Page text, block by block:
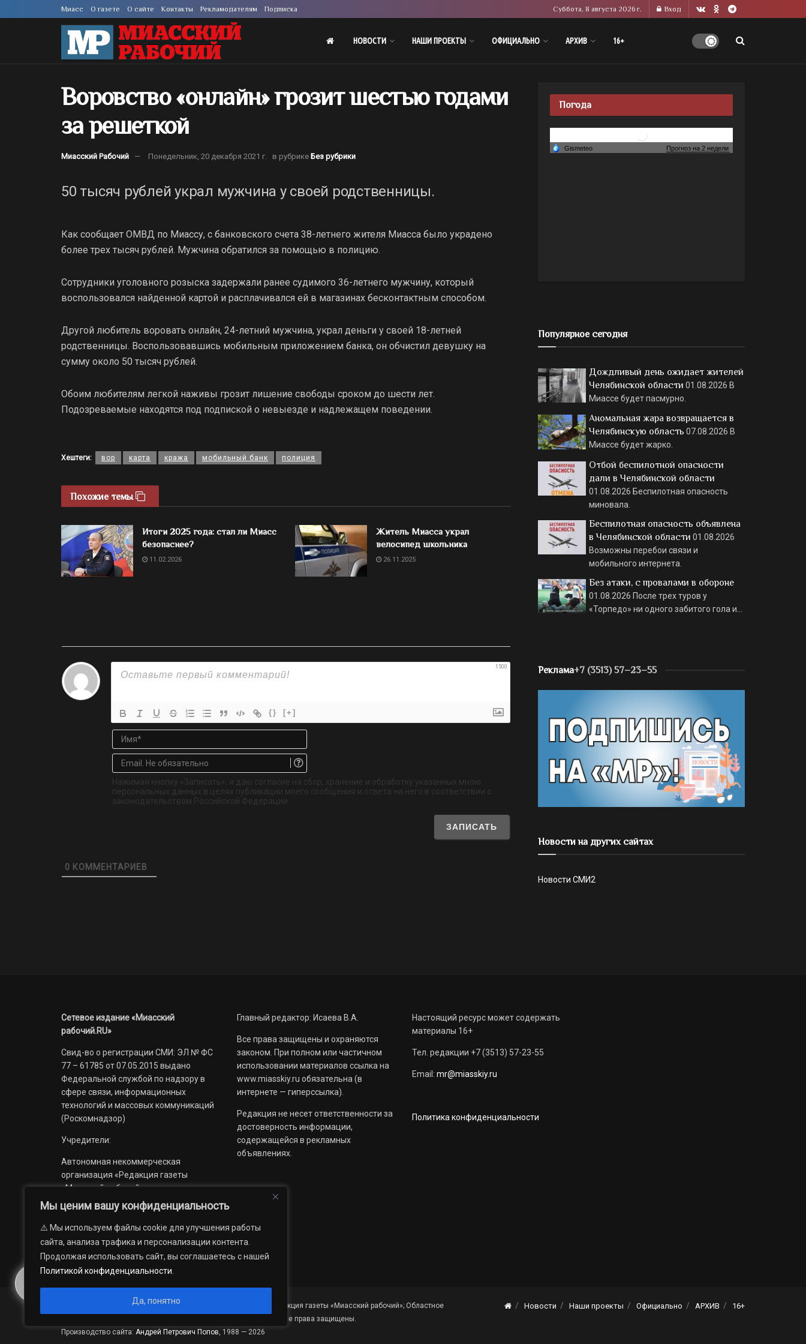
Мы ценим вашу конфиденциальность
⚠️ Мы используем файлы cookie для улучшения работы
сайта, анализа трафика и персонализации контента.
Продолжая использовать сайт, вы соглашаетесь с нашей
Политикой конфиденциальности
Да, понятно
Миасс О газете О сайте Контакты Рекламодателям Подписка Суббота, 8 августа 2026 г. Вход
НОВОСТИ НАШИ ПРОЕКТЫ ОФИЦИАЛЬНО АРХИВ 16+
Воровство «онлайн» грозит шестью годами
за решеткой
Миасский Рабочий Понедельник, 20 декабря 2021 г. в рубрике Без рубрики
50 тысяч рублей украл мужчина у своей родственницы.
Как сообщает ОМВД по Миассу, с банковского счета 38-летнего жителя Миасса было украдено
более трех тысяч рублей. Мужчина обратился за помощью в полицию.
Сотрудники уголовного розыска задержали ранее судимого 36-летнего мужчину, который
воспользовался найденной картой и расплачивался ей в магазинах бесконтактным способом.
Другой любитель воровать онлайн, 24-летний мужчина, украл деньги у своей 18-летней
родственницы. Воспользовавшись мобильным приложением банка, он обчистил девушку на
сумму около 50 тысяч рублей.
Обоим любителям легкой наживы грозит лишение свободы сроком до шести лет.
Подозреваемые находятся под подпиской о невыезде и надлежащем поведении.
Хештеги: вор карта кража мобильный банк полиция
Похожие темы
Итоги 2025 года: стал ли Миасс
безопаснее?
11.02.2026
Житель Миасса украл
велосипед школьника
26.11.2025
1500
{} [+]
Имя*
Email.
обязательно
Нажимая кнопку «Записать», я даю согласие на сбор, хранение и обработку указанных мною
персональных данных в целях публикации моего сообщения и ответа на него в соответствии с
законодательством Российской Федерации.
0 КОММЕНТАРИЕВ
Погода
Популярное сегодня
Дождливый день ожидает жителей
Челябинской области 01.08.2026 В
Миассе будет пасмурно.
Аномальная жара возвращается в
Челябинскую область 07.08.2026 В
Миассе будет жарко.
Отбой беспилотной опасности
дали в Челябинской области
01.08.2026 Беспилотная опасность
миновала.
Беспилотная опасность объявлена
в Челябинской области 01.08.2026
Возможны перебои связи и
мобильного интернета.
Без атаки, с провалами в обороне
01.08.2026 После трех туров у
«Торпедо» ни одного забитого гола и…
Реклама+7 (3513) 57–23–55
Новости на других сайтах
Новости СМИ2
Сетевое издание «Миасский
рабочий.RU»
Свид-во о регистрации СМИ: ЭЛ № ФС
77 – 61785 от 07.05.2015 выдано
Федеральной службой по надзору в
сфере связи, информационных
технологий и массовых коммуникаций
(Роскомнадзор)
Учредители:
Автономная некоммерческая
организация «Редакция газеты
«Миасский рабочий»;
Областное государственное
учреждение «Издательский дом
«Губерния».
Главный редактор: Исаева В.А.
Все права защищены и охраняются
законом. При полном или частичном
использовании материалов ссылка на
www.miasskiy.ru обязательна (в
интернете — гиперссылка).
Редакция не несет ответственности за
достоверность информации,
содержащейся в рекламных
объявлениях.
Настоящий ресурс может содержать
материалы 16+
Тел. редакции +7 (3513) 57-23-55
Email: mr@miasskiy.ru
Политика конфиденциальности
Новости Наши проекты Официально АРХИВ 16+
© 2012 — 2026. Автономная некоммерческая организация «Редакция газеты «Миасский рабочий»; Областное
государственное учреждение «Издательский дом «Губерния». Все права защищены.
Производство сайта: Андрей Петрович Попов , 1988 — 2026